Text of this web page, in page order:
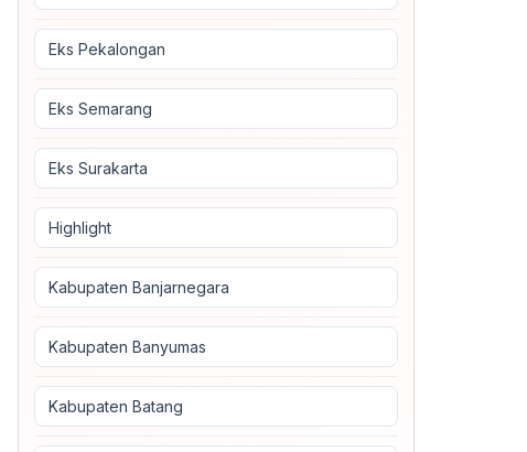
Eks Pekalongan
Eks Semarang
Eks Surakarta
Highlight
Kabupaten Banjarnegara
Kabupaten Banyumas
Kabupaten Batang